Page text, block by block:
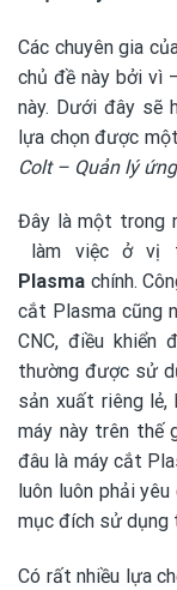
Các chuyên gia
chủ đề này bởi
này. Dưới đây sẽ
lựa chọn được
Colt – Quản lý
Đây là một trong
làm việc ở vị
Plasma chính.
cắt Plasma cũng
CNC, điều khiển
thường được sử
sản xuất riêng
máy này trên thế
đâu là máy cắt
luôn luôn phải
mục đích sử dụng
Có rất nhiều lựa